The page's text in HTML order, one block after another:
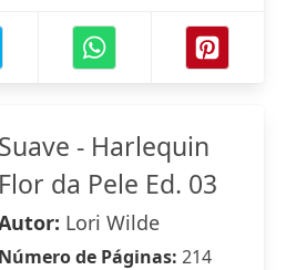
Suave - Harlequin
Flor da Pele Ed. 03
Lori Wilde
Número de Páginas: 214